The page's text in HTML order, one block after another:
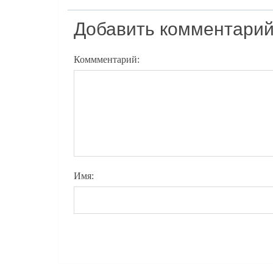
Добавить
Коммментарий:
Имя: